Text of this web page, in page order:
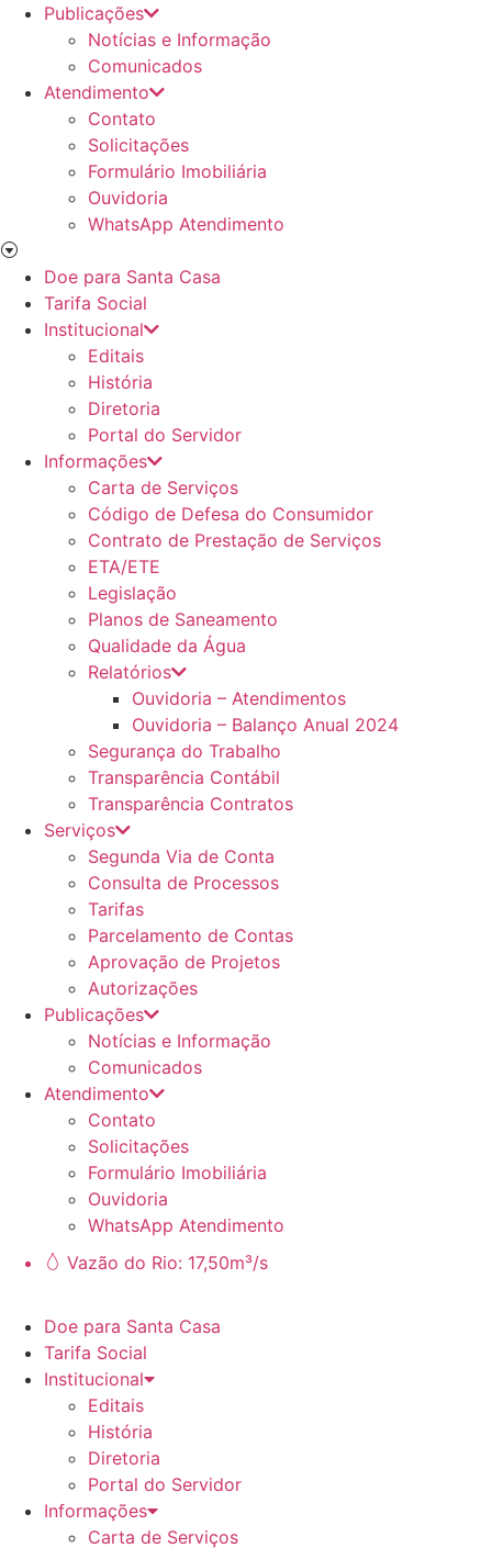
Publicações
Notícias e Informação
Comunicados
Atendimento
Contato
Solicitações
Formulário Imobiliária
Ouvidoria
WhatsApp Atendimento
Doe para Santa Casa
Tarifa Social
Institucional
Editais
História
Diretoria
Portal do Servidor
Informações
Carta de Serviços
Código de Defesa do Consumidor
Contrato de Prestação de Serviços
ETA/ETE
Legislação
Planos de Saneamento
Qualidade da Água
Relatórios
Ouvidoria – Atendimentos
Ouvidoria – Balanço Anual 2024
Segurança do Trabalho
Transparência Contábil
Transparência Contratos
Serviços
Segunda Via de Conta
Consulta de Processos
Tarifas
Parcelamento de Contas
Aprovação de Projetos
Autorizações
Publicações
Notícias e Informação
Comunicados
Atendimento
Contato
Solicitações
Formulário Imobiliária
Ouvidoria
WhatsApp Atendimento
Vazão do Rio: 17,50m³/s
Doe para Santa Casa
Tarifa Social
Institucional
Editais
História
Diretoria
Portal do Servidor
Informações
Carta de Serviços